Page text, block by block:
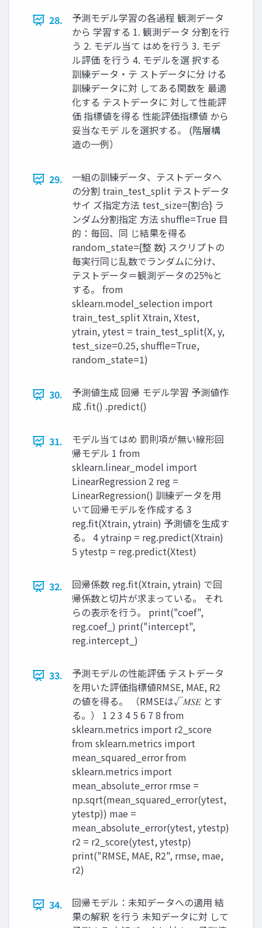
28.
予測モデル学習の各過程 観測データ
から 学習する 1. 観測データ 分割を行
う 2. モデル当て はめを行う 3. モデ
ル評価 を行う 4. モデルを選 択する
訓練データ・テ ストデータに分 ける
訓練データに対 してある関数を 最適
化する テストデータに 対して性能評
価 指標値を得る 性能評価指標値 から
妥当なモデ ルを選択する。 (階層構
造の一例）
29.
一組の訓練データ、テストデータへ
の分割 train_test_split テストデータ
サイ ズ指定方法 test_size={割合} ラ
ンダム分割指定 方法 shuffle=True 目
的：毎回、同 じ結果を得る
random_state={整 数} スクリプトの
毎実行同じ乱数でランダムに分け、
テストデータ＝観測データの25%と
する。 from
sklearn.model_selection import
train_test_split Xtrain, Xtest,
ytrain, ytest = train_test_split(X, y,
test_size=0.25, shuffle=True,
random_state=1)
30.
予測値生成 回帰 モデル学習 予測値作
成 .fit() .predict()
31.
モデル当てはめ 罰則項が無い線形回
帰モデル 1 from
sklearn.linear_model import
LinearRegression 2 reg =
LinearRegression() 訓練データを用
いて回帰モデルを作成する 3
reg.fit(Xtrain, ytrain) 予測値を生成す
る。 4 ytrainp = reg.predict(Xtrain)
5 ytestp = reg.predict(Xtest)
32.
回帰係数 reg.fit(Xtrain, ytrain) で回
帰係数と切片が求まっている。 それ
らの表示を行う。 print("coef",
reg.coef_) print("intercept",
reg.intercept_)
33.
予測モデルの性能評価 テストデータ
を用いた評価指標値RMSE, MAE, R2
の値を得る。 （RMSEは√𝑀𝑆𝐸 とす
る。） 1 2 3 4 5 6 7 8 from
sklearn.metrics import r2_score
from sklearn.metrics import
mean_squared_error from
sklearn.metrics import
mean_absolute_error rmse =
np.sqrt(mean_squared_error(ytest,
ytestp)) mae =
mean_absolute_error(ytest, ytestp)
r2 = r2_score(ytest, ytestp)
print("RMSE, MAE, R2", rmse, mae,
r2)
34.
回帰モデル：未知データへの適用 結
果の解釈 を行う 未知データに対 して